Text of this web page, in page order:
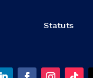
Statuts